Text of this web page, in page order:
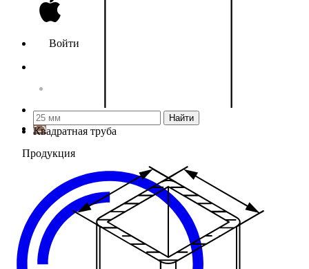
Войти
Продукция
Найти
Квадратная труба